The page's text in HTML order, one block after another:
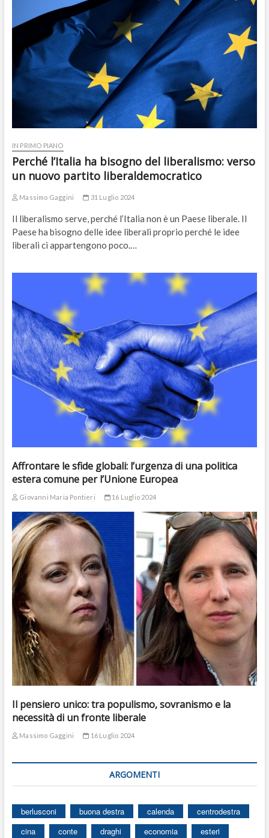
IN PRIMO PIANO
Perché l’Italia ha bisogno del liberalismo: verso
un nuovo partito liberaldemocratico
Massimo Gaggini 31 Luglio 2024
Il liberalismo serve, perché l’Italia non è un Paese liberale. Il
Paese ha bisogno delle idee liberali proprio perché le idee
liberali ci appartengono poco.…
Affrontare le sfide globali: l’urgenza di una politica
estera comune per l’Unione Europea
Giovanni Maria Pontieri 16 Luglio 2024
Il pensiero unico: tra populismo, sovranismo e la
necessità di un fronte liberale
Massimo Gaggini 16 Luglio 2024
ARGOMENTI
berlusconi buona destra calenda
centrodestra
cina
conte draghi economia
esteri